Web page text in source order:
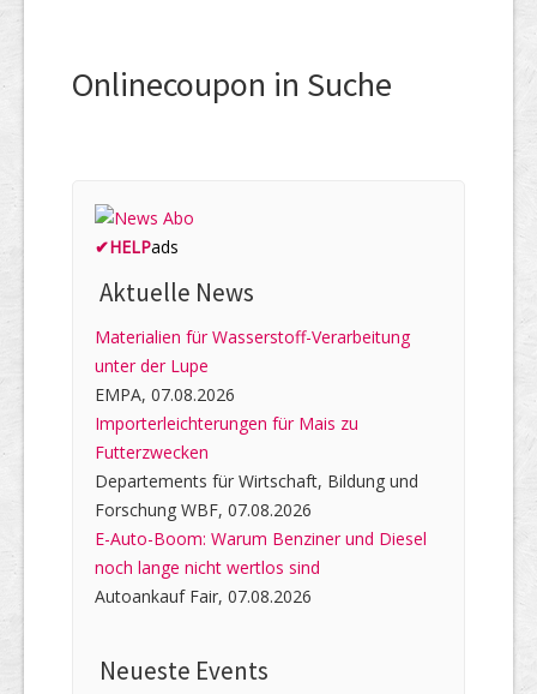
Onlinecoupon in Suche
✔HELPads
Aktuelle News
Materialien für Wasserstoff-Verarbeitung
unter der Lupe
EMPA, 07.08.2026
Importerleichterungen für Mais zu
Futterzwecken
Departements für Wirtschaft, Bildung und
Forschung WBF, 07.08.2026
E-Auto-Boom: Warum Benziner und Diesel
noch lange nicht wertlos sind
Autoankauf Fair, 07.08.2026
Neueste Events